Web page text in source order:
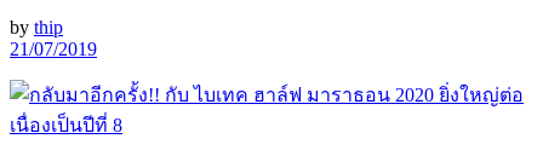
by thip
21/07/2019